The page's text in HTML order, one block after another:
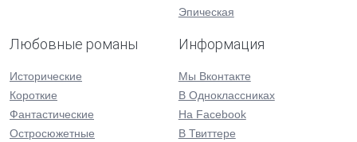
Эпическая
Любовные романы
Исторические
Короткие
Фантастические
Остросюжетные
Информация
Мы Вконтакте
В Одноклассниках
На Facebook
В Твиттере